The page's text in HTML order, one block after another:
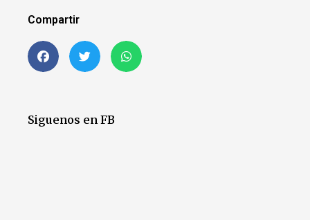
Compartir
Siguenos en FB